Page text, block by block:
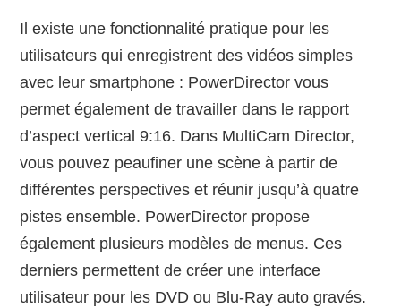
Il existe une fonctionnalité pratique pour les
utilisateurs qui enregistrent des vidéos simples
avec leur smartphone : PowerDirector vous
permet également de travailler dans le rapport
d’aspect vertical 9:16. Dans MultiCam Director,
vous pouvez peaufiner une scène à partir de
différentes perspectives et réunir jusqu’à quatre
pistes ensemble. PowerDirector propose
également plusieurs modèles de menus. Ces
derniers permettent de créer une interface
utilisateur pour les DVD ou Blu-Ray auto gravés.